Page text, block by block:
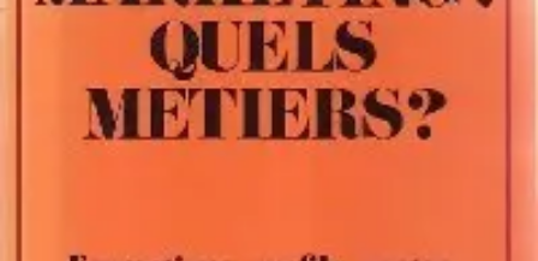
Ecommerçants France
Fidélisation et expérience client
Service ClientStratégies
Plateformes e-commerceStratégies e-commerce
Ecommerçants France